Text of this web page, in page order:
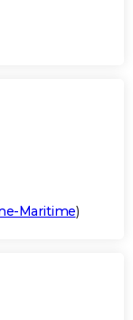
Maritime)